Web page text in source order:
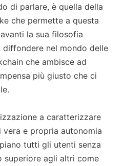
di parlare, è quella della
che permette a questa
la sua filosofia
diffondere nel mondo delle
che ambisce ad
più giusto che ci
a caratterizzare
vera e propria autonomia
tutti gli utenti senza
superiore agli altri come